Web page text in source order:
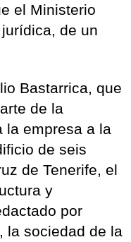
el Ministerio
de un
Bastarrica, que
de la
la empresa a la
de seis
de Tenerife, el
y
por
la sociedad de la